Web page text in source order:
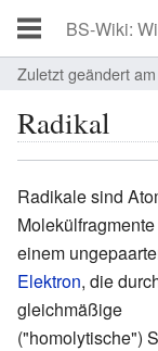
Zuletzt geändert
Radikal
Radikale sind
einem
Elektron, die
gleichmäßige
("homolytische")